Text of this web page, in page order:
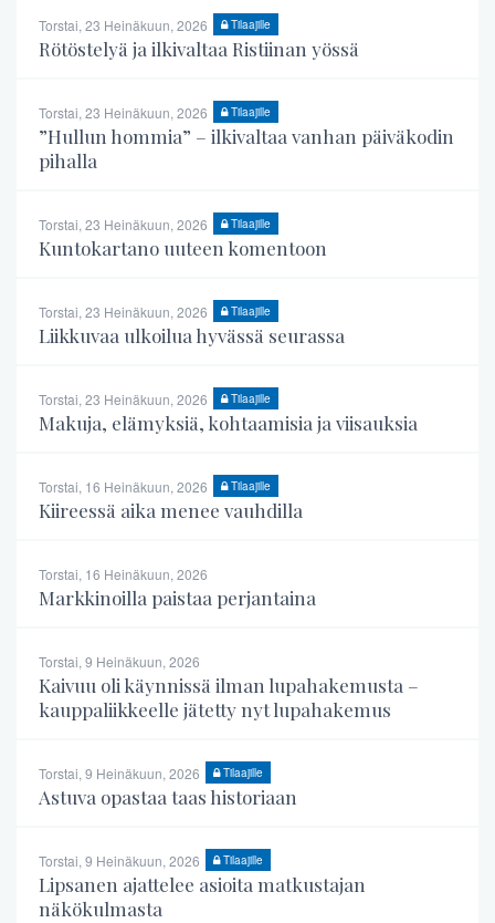
Torstai, 23 Heinäkuun, 2026 Tilaajille
Rötöstelyä ja ilkivaltaa Ristiinan yössä
Torstai, 23 Heinäkuun, 2026 Tilaajille
”Hullun hommia” – ilkivaltaa vanhan päiväkodin
pihalla
Torstai, 23 Heinäkuun, 2026 Tilaajille
Kuntokartano uuteen komentoon
Torstai, 23 Heinäkuun, 2026 Tilaajille
Liikkuvaa ulkoilua hyvässä seurassa
Torstai, 23 Heinäkuun, 2026 Tilaajille
Makuja, elämyksiä, kohtaamisia ja viisauksia
Torstai, 16 Heinäkuun, 2026 Tilaajille
Kiireessä aika menee vauhdilla
Torstai, 16 Heinäkuun, 2026
Markkinoilla paistaa perjantaina
Torstai, 9 Heinäkuun, 2026
Kaivuu oli käynnissä ilman lupahakemusta –
kauppaliikkeelle jätetty nyt lupahakemus
Torstai, 9 Heinäkuun, 2026 Tilaajille
Astuva opastaa taas historiaan
Torstai, 9 Heinäkuun, 2026 Tilaajille
Lipsanen ajattelee asioita matkustajan
näkökulmasta